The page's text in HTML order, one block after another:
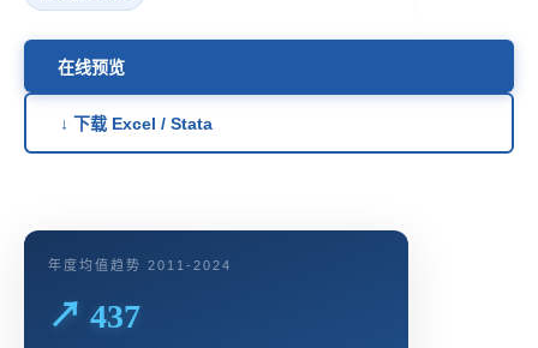
在线预览
↓ 下载 Excel / Stata
年度均值趋势 2011-2024
↗ 437